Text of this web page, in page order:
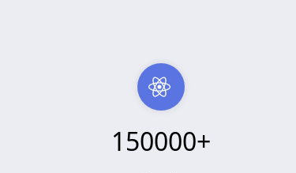
150000+